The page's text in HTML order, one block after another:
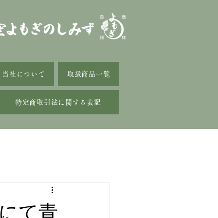
当社について 取扱商品一覧
特定商取引法に関する表記
て青